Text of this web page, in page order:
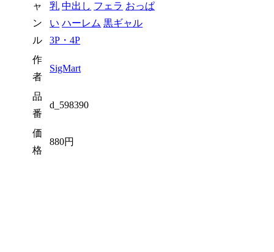
ャ
ン
ル
乳 中出し フェラ おっぱ
い ハーレム 黒ギャル
3P・4P
作
者
SigMart
品
番
d_598390
価
格
880円